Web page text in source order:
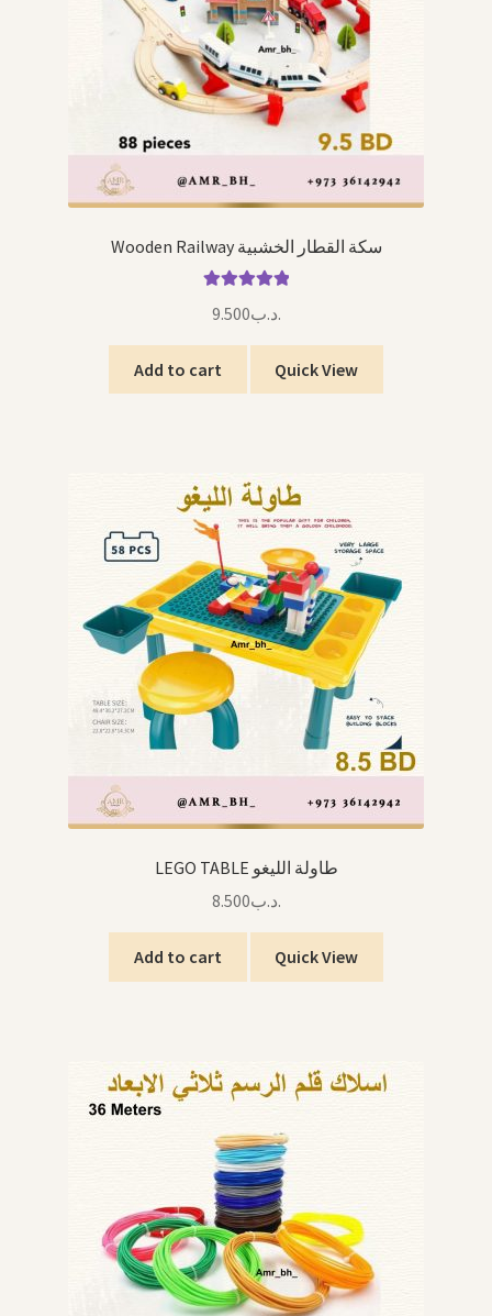
Wooden Railway سكة القطار الخشبية
out of 5
.د.ب9.500
Add to cart Quick View
LEGO TABLE طاولة الليغو
.د.ب8.500
Add to cart Quick View